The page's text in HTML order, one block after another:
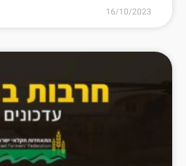
16/10/2023